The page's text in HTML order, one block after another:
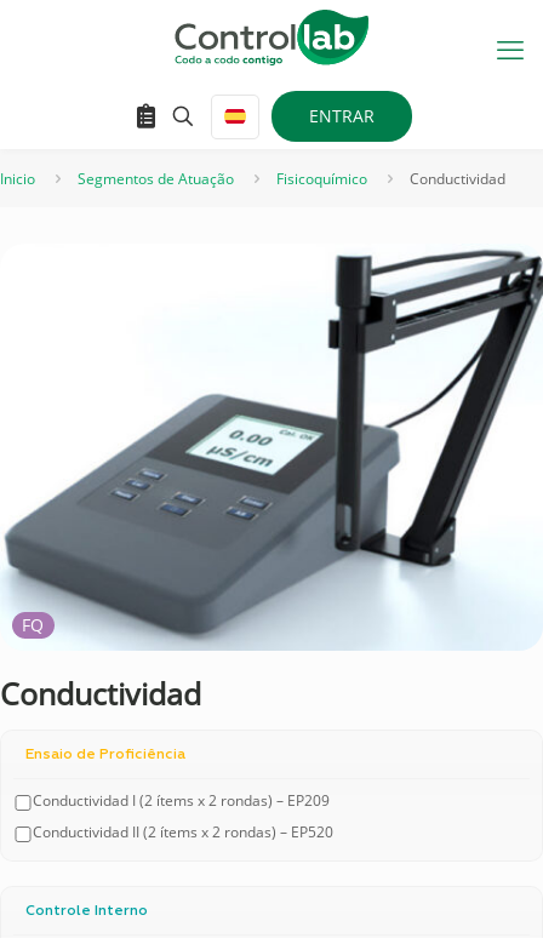
ENTRAR
Inicio Segmentos de Atuação Fisicoquímico Conductividad
FQ
Conductividad
Ensaio de Proficiência
Conductividad I (2 ítems x 2 rondas) – EP209
Conductividad II (2 ítems x 2 rondas) – EP520
Controle Interno